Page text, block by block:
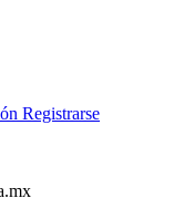
Registrarse